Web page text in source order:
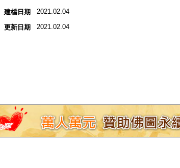
建檔日期 2021.02.04
更新日期 2021.02.04